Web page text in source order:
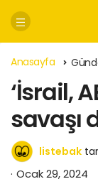
Anasayfa
‘İsrail,
savaşı
listebak
Ocak 29, 2024